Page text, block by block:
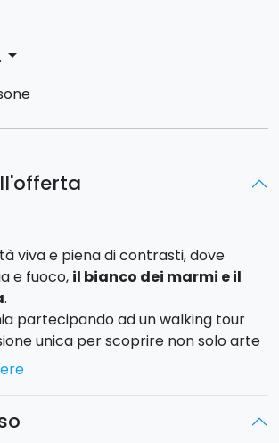
viva e piena di contrasti, dove
e fuoco, il bianco dei marmi e il
.
partecipando ad un walking tour
unica per scoprire non solo arte
aneddoti, miti e leggende che
etnea unica ed affascinante.
raffigurato in Piazza Duomo, vero
arrow_drop_down